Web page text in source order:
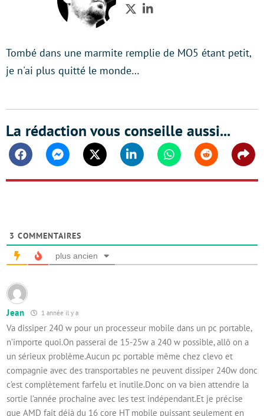
TwitterLinkedIn
Tombé dans une marmite remplie de MO5 étant petit,
je n'ai plus quitté le monde…
La rédaction vous conseille aussi...
FacebookMessengerTwitter Linkedin WhatsappReddit
3 COMMENTAIRES
plus ancien
Jean 1 année il y a
Va dissiper 240 w pour un processeur mobile dans un pc portable,
n’importe quoi.On passerai de 15-25w a 240 w possible, allô on a
un sérieux problème.Aucun pc portable même chez clevo et
compagnie avec des transportables ne peuvent dissiper 240w donc
c’est complètement farfelu et inutile.Donc on va bien attendre la
sortie l’année prochaine avec les test indépendant.Et je précise
que AMD fait déjà du 16 core HT mobile puissant seulement en